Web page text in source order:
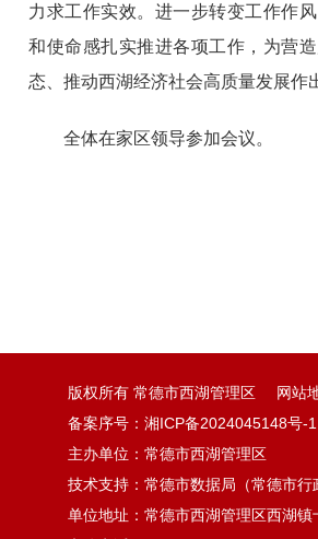
力求工作实效。进一步转变工作作
和使命感扎实推进各项工作，为营
态、推动西湖经济社会高质量发展作
全体在家区领导参加会议。
版权所有 常德市西湖管理区
网站
备案序号：湘ICP备2024045148号-1
主办单位：常德市西湖管理区
技术支持：常德市数据局（常德市行
单位地址：常德市西湖管理区西湖镇